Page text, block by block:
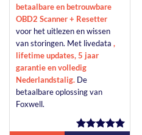
betaalbare en betrouwbare
OBD2 Scanner + Resetter
voor het uitlezen en wissen
van storingen. Met livedata ,
lifetime updates, 5 jaar
garantie en volledig
Nederlandstalig. De
betaalbare oplossing van
Foxwell.